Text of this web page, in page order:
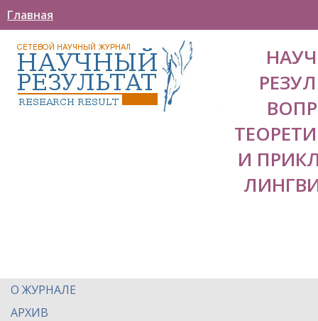
Главная
И
О ЖУРНАЛЕ
АРХИВ